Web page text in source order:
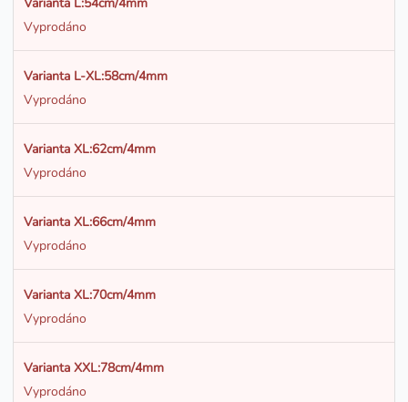
Vyprodáno
Varianta L-XL:58cm/4mm
Vyprodáno
Varianta XL:62cm/4mm
Vyprodáno
Varianta XL:66cm/4mm
Vyprodáno
Varianta XL:70cm/4mm
Vyprodáno
Varianta XXL:78cm/4mm
Vyprodáno